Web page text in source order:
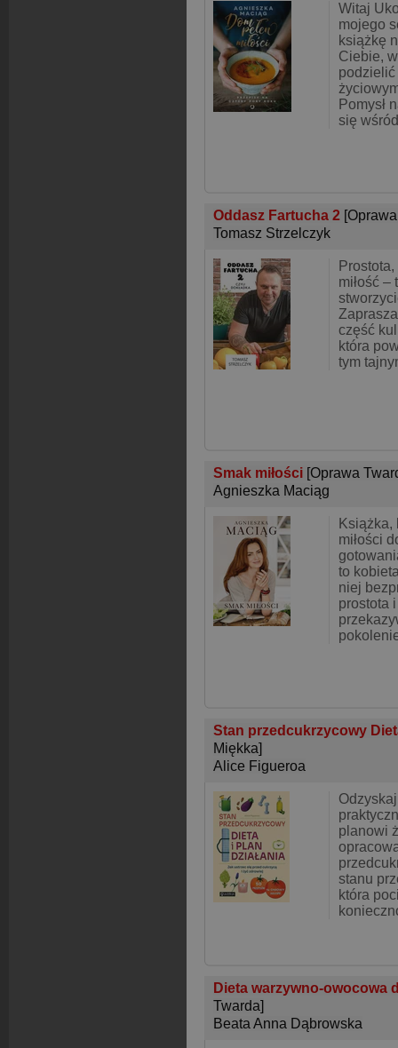
Witaj
mojego
książkę
Ciebie,
Pomysł
się wśród
Oddasz Fartucha 2
Tomasz Strzelczyk
miłość –
część
która
tym
Smak miłości [Oprawa
Agnieszka Maciąg
Książka,
miłości
to
niej
prostota
Stan przedcukrzycowy
Miękka]
Alice Figueroa
planowi
stanu
która
Dieta warzywno-owocowa
Twarda]
Beata Anna Dąbrowska